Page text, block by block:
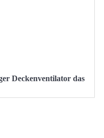
Deckenventilator das